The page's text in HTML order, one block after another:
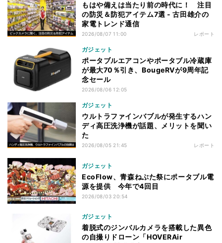
もはや備えは当たり前の時代に！ 注目
の防災＆防犯アイテム7選 - 古田雄介の
家電トレンド通信
2026/08/07 11:00 レポート
ガジェット
ポータブルエアコンやポータブル冷蔵庫
が最大70％引き、BougeRVが9周年記
念セール
2026/08/06 12:05
ガジェット
ウルトラファインバブルが発生するハン
ディ高圧洗浄機が話題、メリットを聞い
た
2026/08/05 21:45 レポート
ガジェット
EcoFlow、青森ねぶた祭にポータブル電
源を提供 今年で4回目
2026/08/03 20:54
ガジェット
着脱式のジンバルカメラを搭載した異色
の自撮りドローン「HOVERAir